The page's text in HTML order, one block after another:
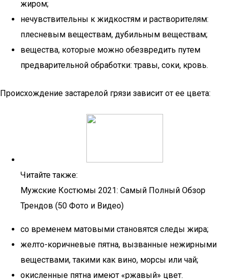
жиром;
нечувствительны к жидкостям и растворителям:
плесневым веществам, дубильным веществам;
вещества, которые можно обезвредить путем
предварительной обработки: травы, соки, кровь.
Происхождение застарелой грязи зависит от ее цвета:
Читайте также:
Мужские Костюмы 2021: Самый Полный Обзор
Трендов (50 Фото и Видео)
со временем матовыми становятся следы жира;
желто-коричневые пятна, вызванные нежирными
веществами, такими как вино, морсы или чай;
окисленные пятна имеют «ржавый» цвет.